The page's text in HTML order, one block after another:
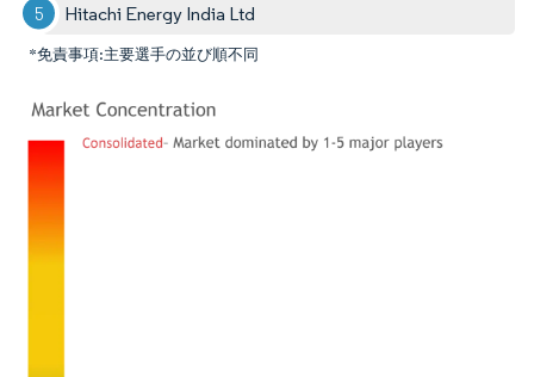
Hitachi Energy India Ltd
*免責事項:主要選手の並び順不同